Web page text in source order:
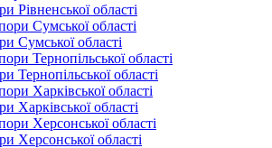
Рівненської області
Сумської області
Тернопільської області
Харківської області
Херсонської області